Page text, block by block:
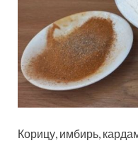
Корицу, имбирь,